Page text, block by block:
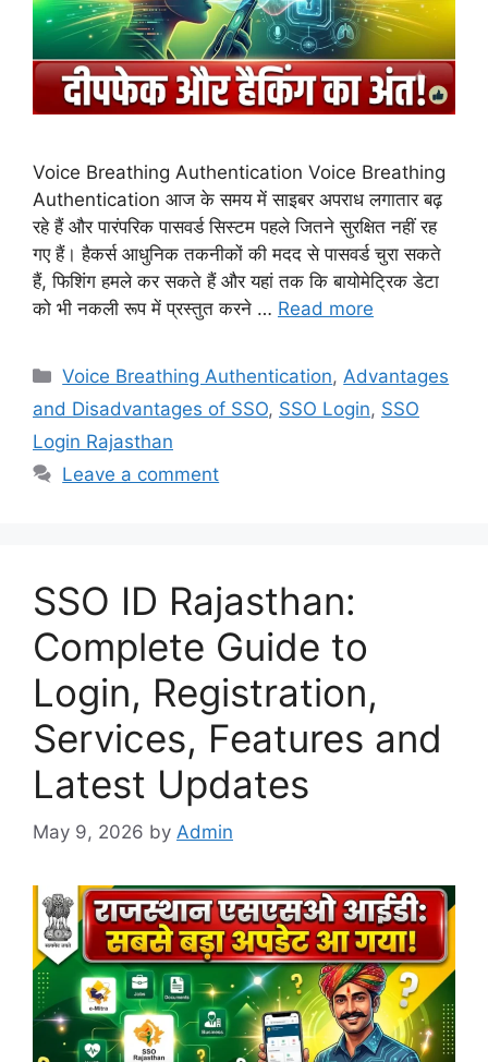
Voice Breathing Authentication Voice Breathing
Authentication आज के समय में साइबर अपराध लगातार बढ़
रहे हैं और पारंपरिक पासवर्ड सिस्टम पहले जितने सुरक्षित नहीं रह
गए हैं। हैकर्स आधुनिक तकनीकों की मदद से पासवर्ड चुरा सकते
हैं, फिशिंग हमले कर सकते हैं और यहां तक कि बायोमेट्रिक डेटा
को भी नकली रूप में प्रस्तुत करने … Read more
Categories
Voice Breathing Authentication, Advantages
and Disadvantages of SSO, SSO Login, SSO
Login Rajasthan
Leave a comment
SSO ID Rajasthan:
Complete Guide to
Login, Registration,
Services, Features and
Latest Updates
May 9, 2026 by Admin